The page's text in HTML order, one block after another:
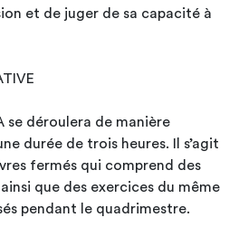
et de juger de sa capacité à
se déroulera de manière
durée de trois heures. Il s’agit
fermés qui comprend des
que des exercices du même
pendant le quadrimestre.